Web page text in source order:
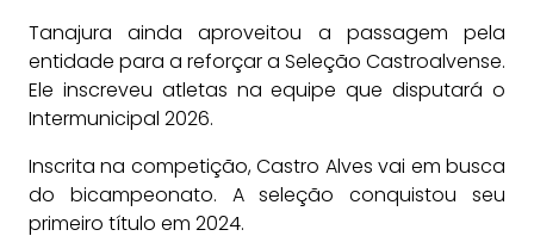
Tanajura ainda aproveitou a passagem pela
entidade para a reforçar a Seleção Castroalvense.
Ele inscreveu atletas na equipe que disputará o
Intermunicipal 2026.
Inscrita na competição, Castro Alves vai em busca
do bicampeonato. A seleção conquistou seu
primeiro título em 2024.